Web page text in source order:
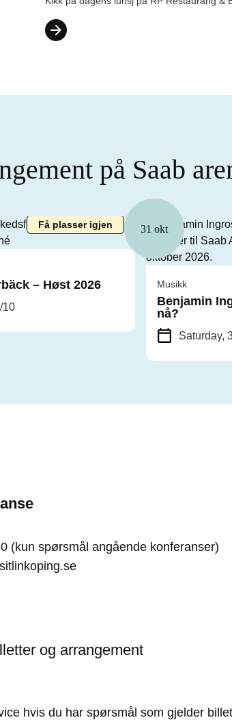
på Saab
Få plasser igjen
– Høst 2026
10
31 okt
Musikk
Benjamin
nå?
Saturday,
(kun spørsmål angående konferanser)
og arrangement
hvis du har spørsmål som gjelder